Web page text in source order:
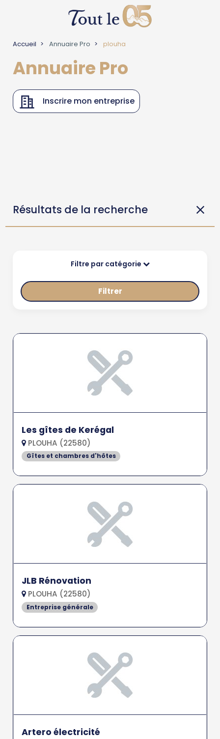
Accueil Annuaire Pro plouha
Annuaire Pro
Inscrire mon entreprise
Résultats de la recherche
Filtre par catégorie
Filtrer
Les gîtes de Kerégal
PLOUHA (22580)
Gîtes et chambres d'hôtes
JLB Rénovation
PLOUHA (22580)
Entreprise générale
Artero électricité